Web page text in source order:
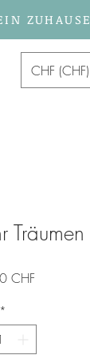
ZUHAUSE
CHF (CHF)
Träumen
CHFPreis
*